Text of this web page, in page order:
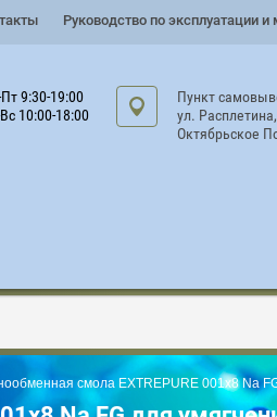
Руководство по эксплуатации
Пункт
ул.
Октябрьское
9:30-19:00
10:00-18:00
смола EXTREPURE 001x8 Na